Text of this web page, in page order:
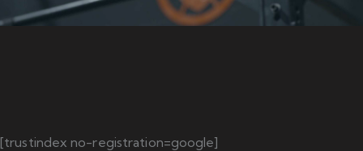
[trustindex no-registration=google]